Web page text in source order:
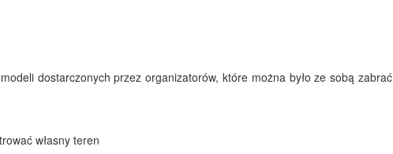
dostarczonych przez organizatorów, które można było ze sobą zabrać
własny teren